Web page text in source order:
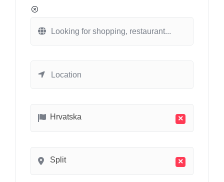
×
Hrvatska
×
Split